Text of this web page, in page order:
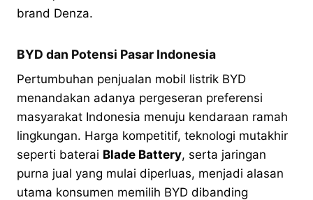
brand Denza.
BYD dan Potensi Pasar Indonesia
Pertumbuhan penjualan mobil listrik BYD
menandakan adanya pergeseran preferensi
masyarakat Indonesia menuju kendaraan ramah
lingkungan. Harga kompetitif, teknologi mutakhir
seperti baterai Blade Battery, serta jaringan
purna jual yang mulai diperluas, menjadi alasan
utama konsumen memilih BYD dibanding